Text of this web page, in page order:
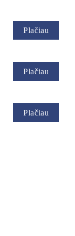
Plačiau
Plačiau
Plačiau